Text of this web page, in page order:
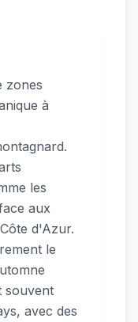
zones
à
les
aux
d'Azur.
le
souvent
avec des